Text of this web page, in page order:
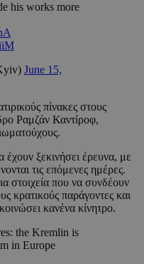
his works more
June 15,
πίνακες στους
Ραμζάν Καντίροφ,
έχουν ξεκινήσει έρευνα, με
τις επόμενες ημέρες.
στοιχεία που να συνδέουν
κρατικούς παράγοντες και
κανένα κίνητρο.
the Kremlin is
in Europe